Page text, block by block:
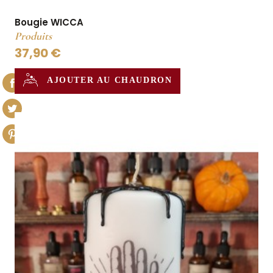
Bougie WICCA
Produits
37,90 €
AJOUTER AU CHAUDRON